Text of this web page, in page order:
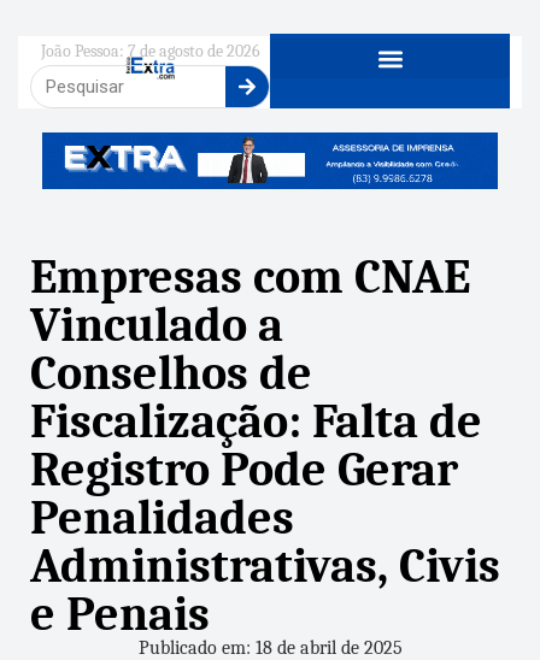
João Pessoa: 7 de agosto de 2026
Empresas com CNAE
Vinculado a
Conselhos de
Fiscalização: Falta de
Registro Pode Gerar
Penalidades
Administrativas, Civis
e Penais
Publicado em: 18 de abril de 2025